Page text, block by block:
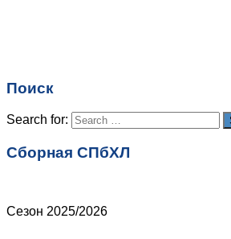
Поиск
Search for:
Сборная СПбХЛ
Сезон 2025/2026